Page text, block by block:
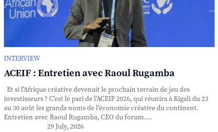
INTERVIEW
ACEIF : Entretien avec Raoul Rugamba
Et si l'Afrique créative devenait le prochain terrain de jeu des
investisseurs ? C'est le pari de l'ACEIF 2026, qui réunira à Kigali du 23
au 30 août les grands noms de l'économie créative du continent.
Entretien avec Raoul Rugamba, CEO du forum....
29 July, 2026